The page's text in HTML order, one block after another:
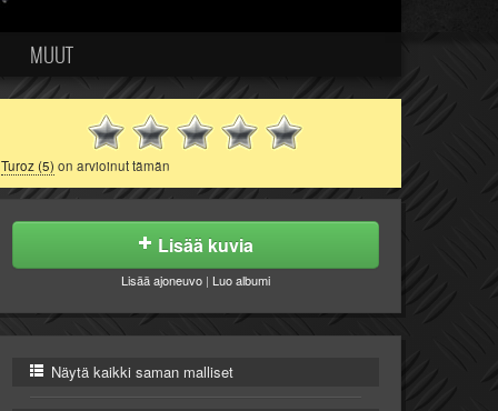
MUUT
Turoz (5) on arvioinut tämän
Lisää kuvia
Lisää ajoneuvo | Luo albumi
Näytä kaikki saman malliset